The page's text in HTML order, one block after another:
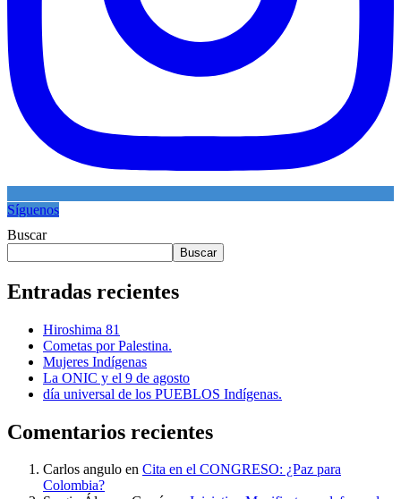
Síguenos
Buscar
Buscar
Entradas recientes
Hiroshima 81
Cometas por Palestina.
Mujeres Indígenas
La ONIC y el 9 de agosto
día universal de los PUEBLOS Indígenas.
Comentarios recientes
Carlos angulo en Cita en el CONGRESO: ¿Paz para
Colombia?